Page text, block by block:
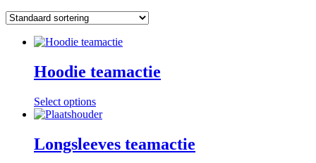
Hoodie teamactie
Select options
Longsleeves teamactie